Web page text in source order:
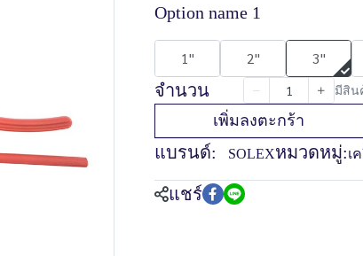
Option name 1
1" 2" 3"
จำนวน มีสิน
เพิ่มลงตะกร้า
แบรนด์: SOLEXหมวดหมู่:เ
แชร์